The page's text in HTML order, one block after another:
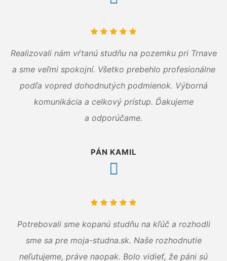
Realizovali nám vŕtanú studňu na pozemku pri Trnave
a sme veľmi spokojní. Všetko prebehlo profesionálne
podľa vopred dohodnutých podmienok. Výborná
komunikácia a celkový prístup. Ďakujeme
a odporúčame.
PÁN KAMIL
Potrebovali sme kopanú studňu na kľúč a rozhodli
sme sa pre moja-studna.sk. Naše rozhodnutie
neľutujeme, práve naopak. Bolo vidieť, že páni sú